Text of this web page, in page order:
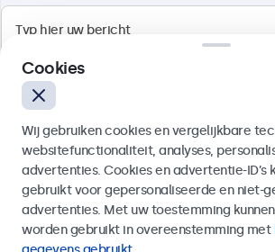
4.8/5 door 5000+ bedrijven
Nederlands
Verzenden
Of bel ons op
Cookies
Wij gebruiken cookies en vergelijkbare
websitefunctionaliteit, analyses,
advertenties. Cookies en advertentie-ID’s
gebruikt voor gepersonaliseerde en niet-
advertenties. Met uw toestemming
worden gebruikt in overeenstemming met